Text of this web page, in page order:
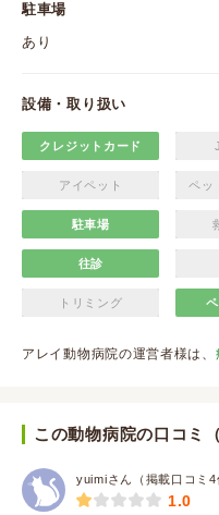
駐車場
あり
設備・取り扱い
クレジットカード
アイペット ペッ
駐車場
往診
トリミング
アレイ動物病院の運営者様は、
この動物病院の口コミ（
yuimiさん（掲載口コミ4
1.0